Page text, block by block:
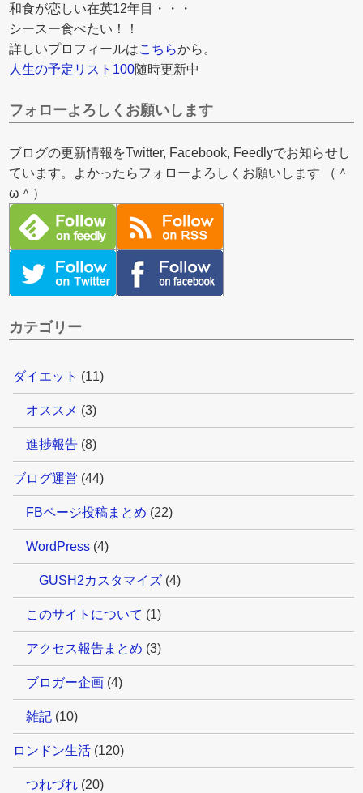
和食が恋しい在英12年目・・・
シースー食べたい！！
詳しいプロフィールはこちらから。
人生の予定リスト100随時更新中
フォローよろしくお願いします
ブログの更新情報をTwitter, Facebook, Feedlyでお知らせし
ています。よかったらフォローよろしくお願いします （＾
ω＾）
カテゴリー
ダイエット (11)
オススメ (3)
進捗報告 (8)
ブログ運営 (44)
FBページ投稿まとめ (22)
WordPress (4)
GUSH2カスタマイズ (4)
このサイトについて (1)
アクセス報告まとめ (3)
ブロガー企画 (4)
雑記 (10)
ロンドン生活 (120)
つれづれ (20)